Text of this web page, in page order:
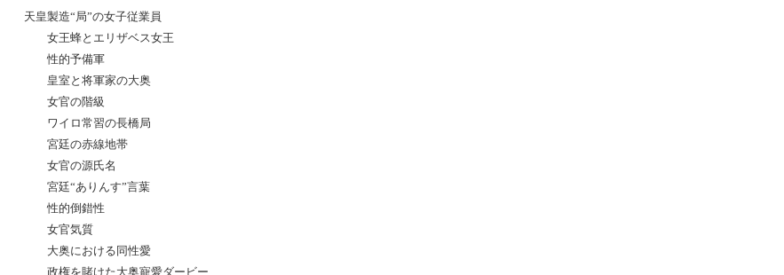
天皇製造“局”の女子従業員
女王蜂とエリザベス女王
性的予備軍
皇室と将軍家の大奥
女官の階級
ワイロ常習の長橋局
宮廷の赤線地帯
女官の源氏名
宮廷“ありんす”言葉
性的倒錯性
女官気質
大奥における同性愛
政権を賭けた大奥寵愛ダービー